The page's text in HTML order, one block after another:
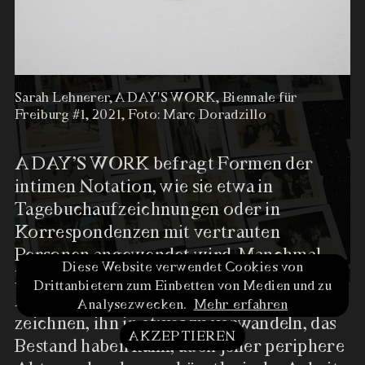
Im Kunstverein Freiburg…mehr
Sarah Lehnerer, A DAY'S WORK, Biennale für
Freiburg #1, 2021, Foto: Marc Doradzillo
A DAY’S WORK befragt Formen der
intimen Notation, wie sie etwa in
Tagebuchaufzeichnungen oder in
Korrespondenzen mit vertrauten
Personen angewendet wird. Manchmal
liegt im stoischen Akt, den Alltag am
Abend am Tisch aufzuschreiben oder zu
zeichnen, ihn in etwas zu verwandeln, das
Bestand haben kann, auch jener periphere
Sarah Lehnerer, A DAY'S
WORK, Biennale für Freiburg
#1, 2021, Foto: Marc
Doradzillo
Diese Website verwendet Cookies von
Drittanbietern zum Einbetten von Medien und zu
Analysezwecken.Mehr erfahren
AKZEPTIEREN